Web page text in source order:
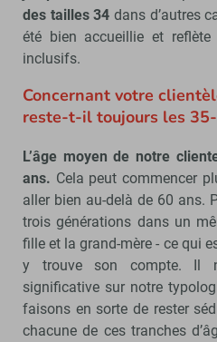
des tailles 34 dans d’autres
été bien accueillie et reflète
inclusifs.
Concernant votre
reste-t-il toujours les
L’âge moyen de notre
ans. Cela peut commencer
aller bien au-delà de 60 ans.
trois générations dans un
fille et la grand-mère - ce qui
y trouve son compte. Il
significative sur notre
faisons en sorte de rester
chacune de ces tranches